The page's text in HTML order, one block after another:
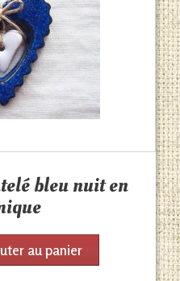
bleu nuit en
au panier